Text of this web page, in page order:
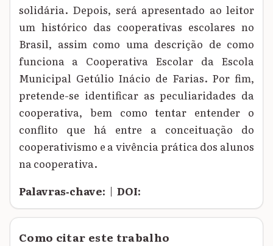
solidária. Depois, será apresentado ao leitor
um histórico das cooperativas escolares no
Brasil, assim como uma descrição de como
funciona a Cooperativa Escolar da Escola
Municipal Getúlio Inácio de Farias. Por fim,
pretende-se identificar as peculiaridades da
cooperativa, bem como tentar entender o
conflito que há entre a conceituação do
cooperativismo e a vivência prática dos alunos
na cooperativa.
Palavras‑chave: | DOI:
Como citar este trabalho